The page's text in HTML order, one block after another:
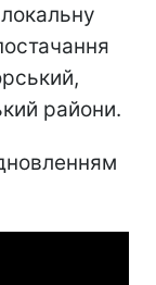
райони.